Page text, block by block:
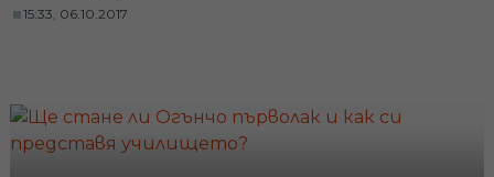
15:33, 06.10.2017